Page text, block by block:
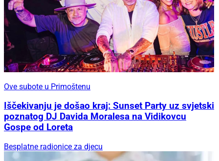
Ove subote u Primoštenu
Iščekivanju je došao kraj: Sunset Party uz svjetski
poznatog DJ Davida Moralesa na Vidikovcu
Gospe od Loreta
Besplatne radionice za djecu